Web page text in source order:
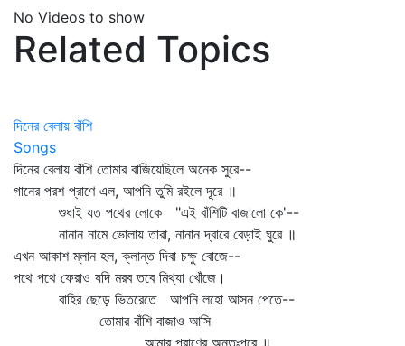
No Videos to show
Related Topics
দিনের বেলায় বাঁশি
Songs
দিনের বেলায় বাঁশি তোমার বাজিয়েছিলে অনেক সুরে--
গানের পরশ প্রাণে এল, আপনি তুমি রইলে দূরে ॥
শুধাই যত পথের লোকে "এই বাঁশিটি বাজালো কে'--
নানান নামে ভোলায় তারা, নানান দ্বারে বেড়াই ঘুরে ॥
এখন আকাশ ম্লান হল, ক্লান্ত দিবা চক্ষু বোজে--
পথে পথে ফেরাও যদি মরব তবে মিথ্যা খোঁজে।
বাহির ছেড়ে ভিতরেতে আপনি লহো আসন পেতে--
তোমার বাঁশি বাজাও আসি
আমার প্রাণের অন্তঃপুরে ॥